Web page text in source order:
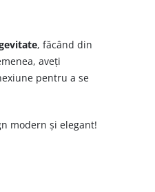
, făcând din
aveți
pentru a se
modern și elegant!